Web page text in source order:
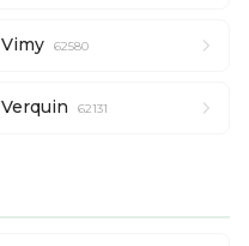
Vimy 62580
Verquin 62131